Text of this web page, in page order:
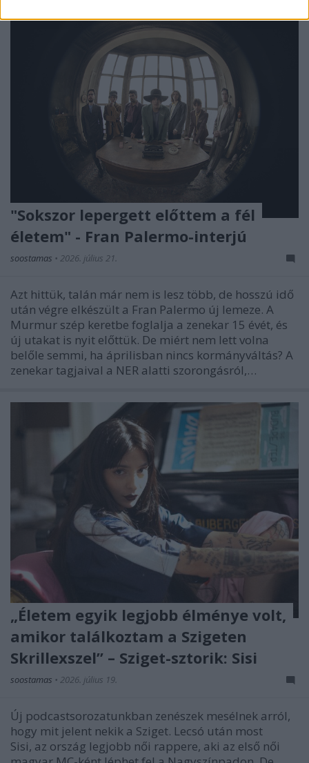
"Sokszor lepergett előttem a fél
életem" - Fran Palermo-interjú
soostamas • 2026. július 21.
Azt hittük, talán már nem is lesz több, de hosszú idő
után végre elkészült a Fran Palermo új lemeze. A
Murmur szép keretbe foglalja a zenekar 15 évét, és
új utakat is nyit előttük. De miért nem lett volna
belőle semmi, ha áprilisban nincs kormányváltás? A
zenekar tagjaival a NER alatti szorongásról,…
„Életem egyik legjobb élménye volt,
amikor találkoztam a Szigeten
Skrillexszel” – Sziget-sztorik: Sisi
soostamas • 2026. július 19.
Új podcastsorozatunkban zenészek mesélnek arról,
hogy mit jelent nekik a Sziget. Lecsó után most
Sisi, az ország legjobb női rappere, aki az első női